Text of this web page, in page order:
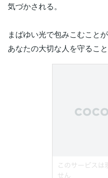
気づかされる。
まばゆい光で包みこむことが
あなたの大切な人を守るこ